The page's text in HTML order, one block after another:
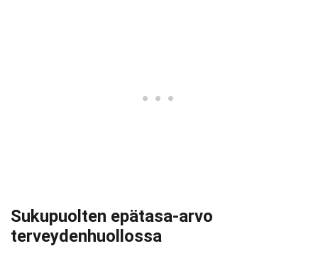
Sukupuolten epätasa-arvo
terveydenhuollossa